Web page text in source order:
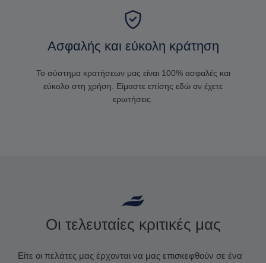
Ασφαλής και εύκολη κράτηση
Το σύστημα κρατήσεων μας είναι 100% ασφαλές και
εύκολο στη χρήση. Είμαστε επίσης εδώ αν έχετε
ερωτήσεις.
Οι τελευταίες κριτικές μας
Είτε οι πελάτες μας έρχονται να μας επισκεφθούν σε ένα